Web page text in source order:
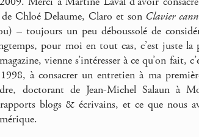
Chloé Delaume, Claro et son Clavier
– toujours un peu déboussolé de
pour moi en tout cas, c’est juste
vienne s’intéresser à ce qu’on fait,
à consacrer un entretien à ma
doctorant de Jean-Michel Salaun à
blogs & écrivains, et ce que nous